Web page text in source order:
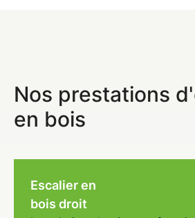
Nos prestations
en bois
Escalier en
bois droit